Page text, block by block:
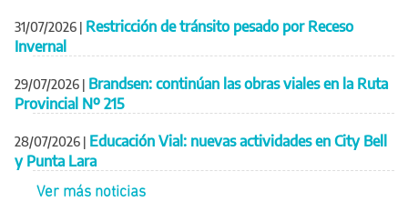
31/07/2026 | Restricción de tránsito pesado por Receso
Invernal
29/07/2026 | Brandsen: continúan las obras viales en la Ruta
Provincial Nº 215
28/07/2026 | Educación Vial: nuevas actividades en City Bell
y Punta Lara
Ver más noticias